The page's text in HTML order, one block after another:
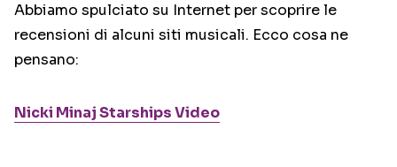
Abbiamo spulciato su Internet per scoprire le
recensioni di alcuni siti musicali. Ecco cosa ne
pensano:
Nicki Minaj Starships Video